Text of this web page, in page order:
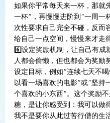
如果你平常每天来一杯，那就
一杯”，再慢慢进阶到“一周一
次性要求自己完全不碰，反而
给自己一点空间，慢慢来才走
6️⃣设定奖励机制，让自己有成
人都会偷懒，但也都会为奖励
设定目标，例如“连续七天不
以看一场喜欢的电影”或“坚持
个喜欢的小东西”。这个奖励
糖，是让你感受到：我可以做
我不是要你从此过苦行僧的生